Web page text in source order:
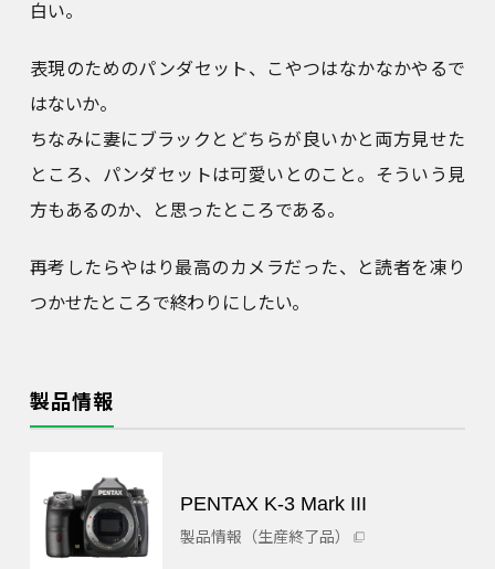
白い。
表現のためのパンダセット、こやつはなかなかやるで
はないか。
ちなみに妻にブラックとどちらが良いかと両方見せた
ところ、パンダセットは可愛いとのこと。そういう見
方もあるのか、と思ったところである。
再考したらやはり最高のカメラだった、と読者を凍り
つかせたところで終わりにしたい。
製品情報
PENTAX K-3 Mark III
製品情報（生産終了品）